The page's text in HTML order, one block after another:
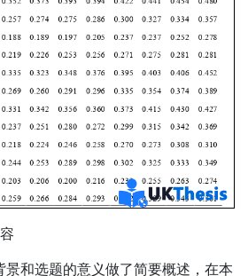
和选题的意义做了简要概述，在本